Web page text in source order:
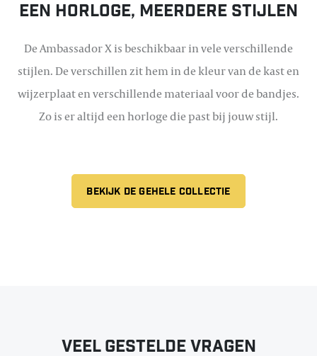
Een horloge, meerdere stijlen
De Ambassador X is beschikbaar in vele verschillende
stijlen. De verschillen zit hem in de kleur van de kast en
wijzerplaat en verschillende materiaal voor de bandjes.
Zo is er altijd een horloge die past bij jouw stijl.
BEKIJK DE GEHELE COLLECTIE
Veel gestelde vragen